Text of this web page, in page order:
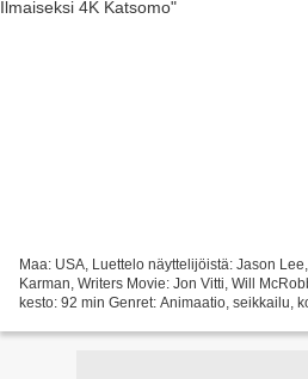
Maa: USA, Luettelo näyttelijöistä: Jason
Karman, Writers Movie: Jon Vitti, Will
kesto: 92 min Genret: Animaatio, seikkailu,